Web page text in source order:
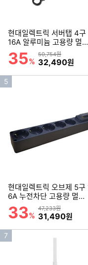
현대일렉트릭 서버탭 4구
16A 알루미늄 고용량 멀티
탭 (3m)
할인률
35%
상품금액
50,754원
할인금액
32,490원
인
5
현대일렉트릭 오브제 5구 1
6A 누전차단 고용량 멀티
탭 (1.5m)
할인률
33%
상품금액
47,233원
할인금액
31,490원
인
7